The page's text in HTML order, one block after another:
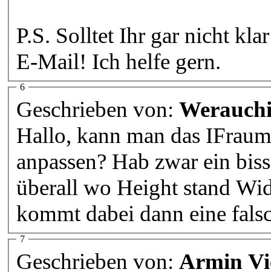
P.S. Solltet Ihr gar nicht
E-Mail! Ich helfe gern.
6
Geschrieben von:
Hallo, kann man das
anpassen? Hab zwar ein
überall wo Height stand
kommt dabei dann eine
7
Geschrieben von: Armin